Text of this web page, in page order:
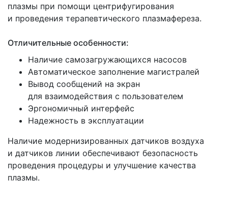
плазмы при помощи центрифугирования
и проведения терапевтического плазмафереза.
Отличительные особенности:
Наличие самозагружающихся насосов
Автоматическое заполнение магистралей
Вывод сообщений на экран
для взаимодействия с пользователем
Эргономичный интерфейс
Надежность в эксплуатации
Наличие модернизированных датчиков воздуха
и датчиков линии обеспечивают безопасность
проведения процедуры и улучшение качества
плазмы.